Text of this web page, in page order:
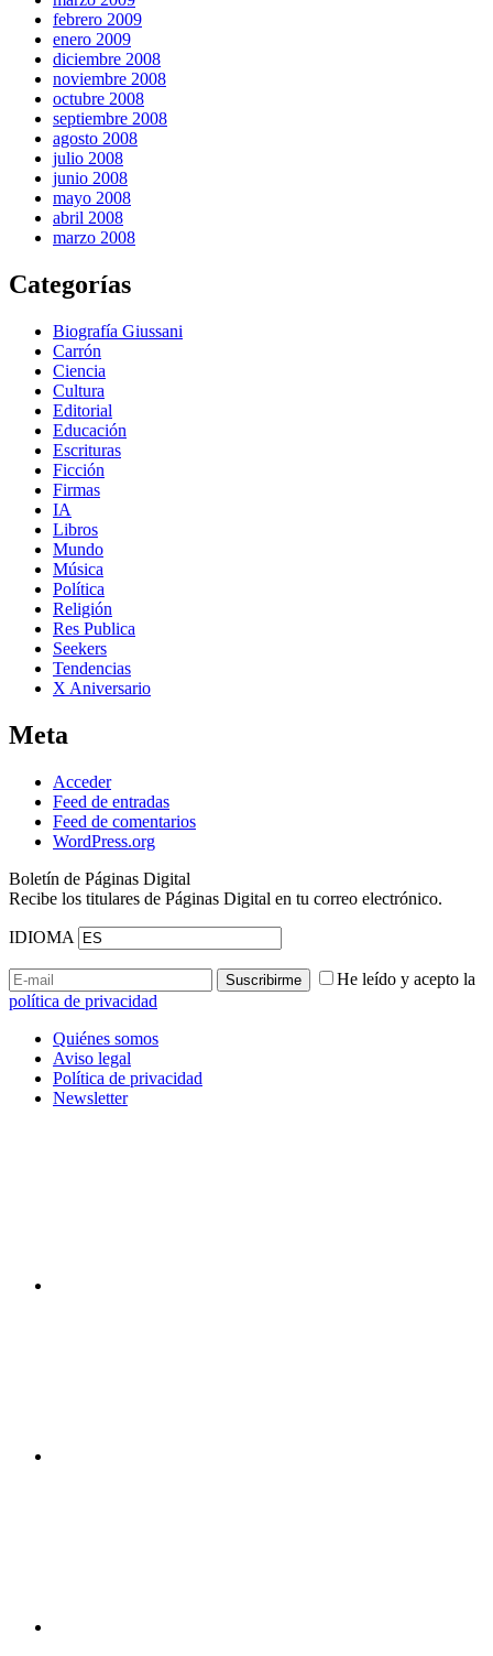
febrero 2009
enero 2009
diciembre 2008
noviembre 2008
octubre 2008
septiembre 2008
agosto 2008
julio 2008
junio 2008
mayo 2008
abril 2008
marzo 2008
Categorías
Biografía Giussani
Carrón
Ciencia
Cultura
Editorial
Educación
Escrituras
Ficción
Firmas
IA
Libros
Mundo
Música
Política
Religión
Res Publica
Seekers
Tendencias
X Aniversario
Meta
Acceder
Feed de entradas
Feed de comentarios
WordPress.org
Boletín de Páginas Digital
Recibe los titulares de Páginas Digital en tu correo electrónico.
IDIOMA
He leído y acepto la
política de privacidad
Quiénes somos
Aviso legal
Política de privacidad
Newsletter